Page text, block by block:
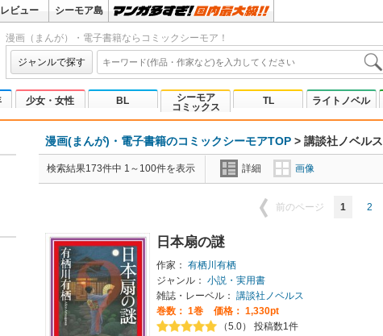
レビュー シーモア島
漫画（まんが）・電子書籍ならコミックシーモア！
ジャンルで探す
少女・女性 BL
シーモア
コミックス
TL ライトノベル
漫画(まんが)・電子書籍のコミックシーモアTOP > 講談社ノベルス
検索結果173件中 1～100件を表示 詳細 画像
前のページ 1 2
日本扇の謎
作家： 有栖川有栖
ジャンル： 小説・実用書
雑誌・レーベル： 講談社ノベルス
巻数： 1巻
価格： 1,330pt
（5.0） 投稿数1件